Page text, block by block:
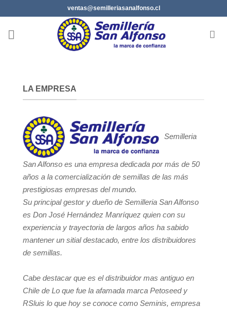
al
contenido
ventas@semilleriasanalfonso.cl
LA EMPRESA
Semilleria
San Alfonso es una empresa dedicada por más de 50
años a la comercialización de semillas de las más
prestigiosas empresas del mundo.
Su principal gestor y dueño de Semilleria San Alfonso
es Don José Hernández Manríquez quien con su
experiencia y trayectoria de largos años ha sabido
mantener un sitial destacado, entre los distribuidores
de semillas.
Cabe destacar que es el distribuidor mas antiguo en
Chile de Lo que fue la afamada marca Petoseed y
RSluis lo que hoy se conoce como Seminis, empresa